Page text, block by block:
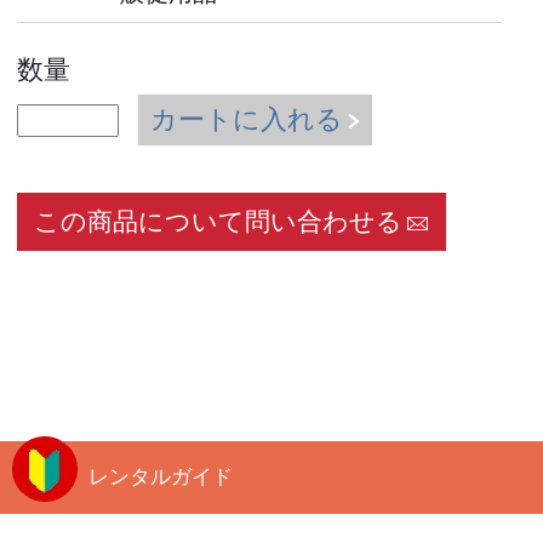
数量
カートに入れる
この商品について問い合わせる
レンタルガイド